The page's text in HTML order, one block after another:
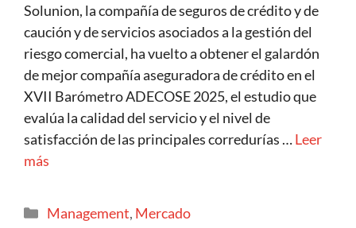
Solunion, la compañía de seguros de crédito y de
caución y de servicios asociados a la gestión del
riesgo comercial, ha vuelto a obtener el galardón
de mejor compañía aseguradora de crédito en el
XVII Barómetro ADECOSE 2025, el estudio que
evalúa la calidad del servicio y el nivel de
satisfacción de las principales corredurías …Leer
más
Management, Mercado